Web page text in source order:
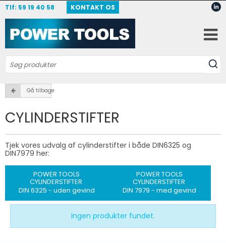
Tlf: 59 19 40 58 KONTAKT OS
Gå tilbage
CYLINDERSTIFTER
Tjek vores udvalg af cylinderstifter i både DIN6325 og
DIN7979 her:
POWER TOOLS
CYLINDERSTIFTER
DIN 6325 - uden gevind
POWER TOOLS
CYLINDERSTIFTER
DIN 7979 - med gevind
Ingen produkter fundet.